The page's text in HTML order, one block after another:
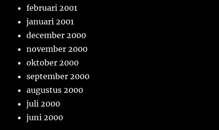
februari 2001
januari 2001
december 2000
november 2000
oktober 2000
september 2000
augustus 2000
juli 2000
juni 2000